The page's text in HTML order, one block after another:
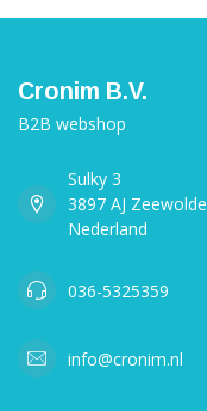
Cronim B.V.
B2B webshop
Sulky 3
3897 AJ Zeewolde
Nederland
036-5325359
info@cronim.nl